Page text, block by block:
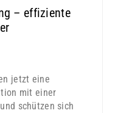
– effiziente
jetzt eine
mit einer
schützen sich